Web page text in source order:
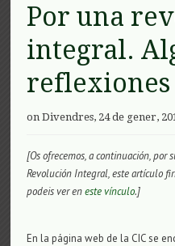
Por una
integral.
reflexiones
on Divendres, 24 de gener,
[Os ofrecemos, a continuación, por
Revolución Integral, este artículo
podeis ver eneste vínculo.]
En la página web de la CIC se